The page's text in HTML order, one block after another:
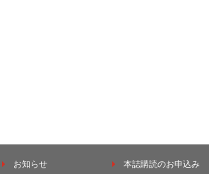
お知らせ 本誌購読のお申込み